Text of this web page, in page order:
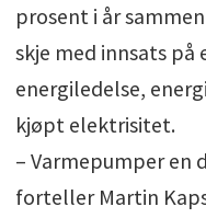
prosent i år
skje med innsats på
energiledelse,
kjøpt elektrisitet.
– Varmepumper en
forteller Martin